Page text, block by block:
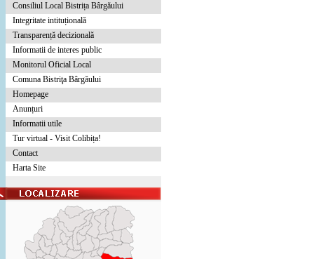
Consiliul Local Bistrița Bârgăului
Integritate intituțională
Transparență decizională
Informatii de interes public
Monitorul Oficial Local
Comuna Bistriţa Bârgăului
Homepage
Anunțuri
Informatii utile
Tur virtual - Visit Colibița!
Contact
Harta Site